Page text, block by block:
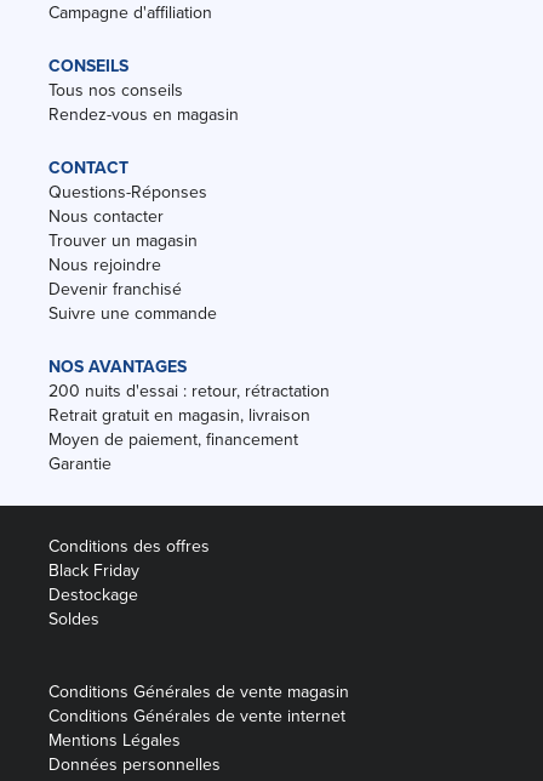
Campagne d'affiliation
CONSEILS
Tous nos conseils
Rendez-vous en magasin
CONTACT
Questions-Réponses
Nous contacter
Trouver un magasin
Nous rejoindre
Devenir franchisé
Suivre une commande
NOS AVANTAGES
200 nuits d'essai : retour, rétractation
Retrait gratuit en magasin, livraison
Moyen de paiement, financement
Garantie
Conditions des offres
Black Friday
Destockage
Soldes
Conditions Générales de vente magasin
Conditions Générales de vente internet
Mentions Légales
Données personnelles